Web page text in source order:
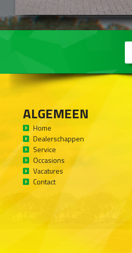
ALGEMEEN
Home
Dealerschappen
Service
Occasions
Vacatures
Contact